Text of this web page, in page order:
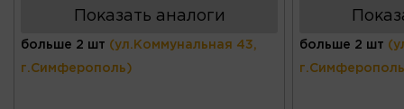
Показать аналоги
больше 2 шт (ул.Коммунальная 43,
г.Симферополь)
больше 2 шт